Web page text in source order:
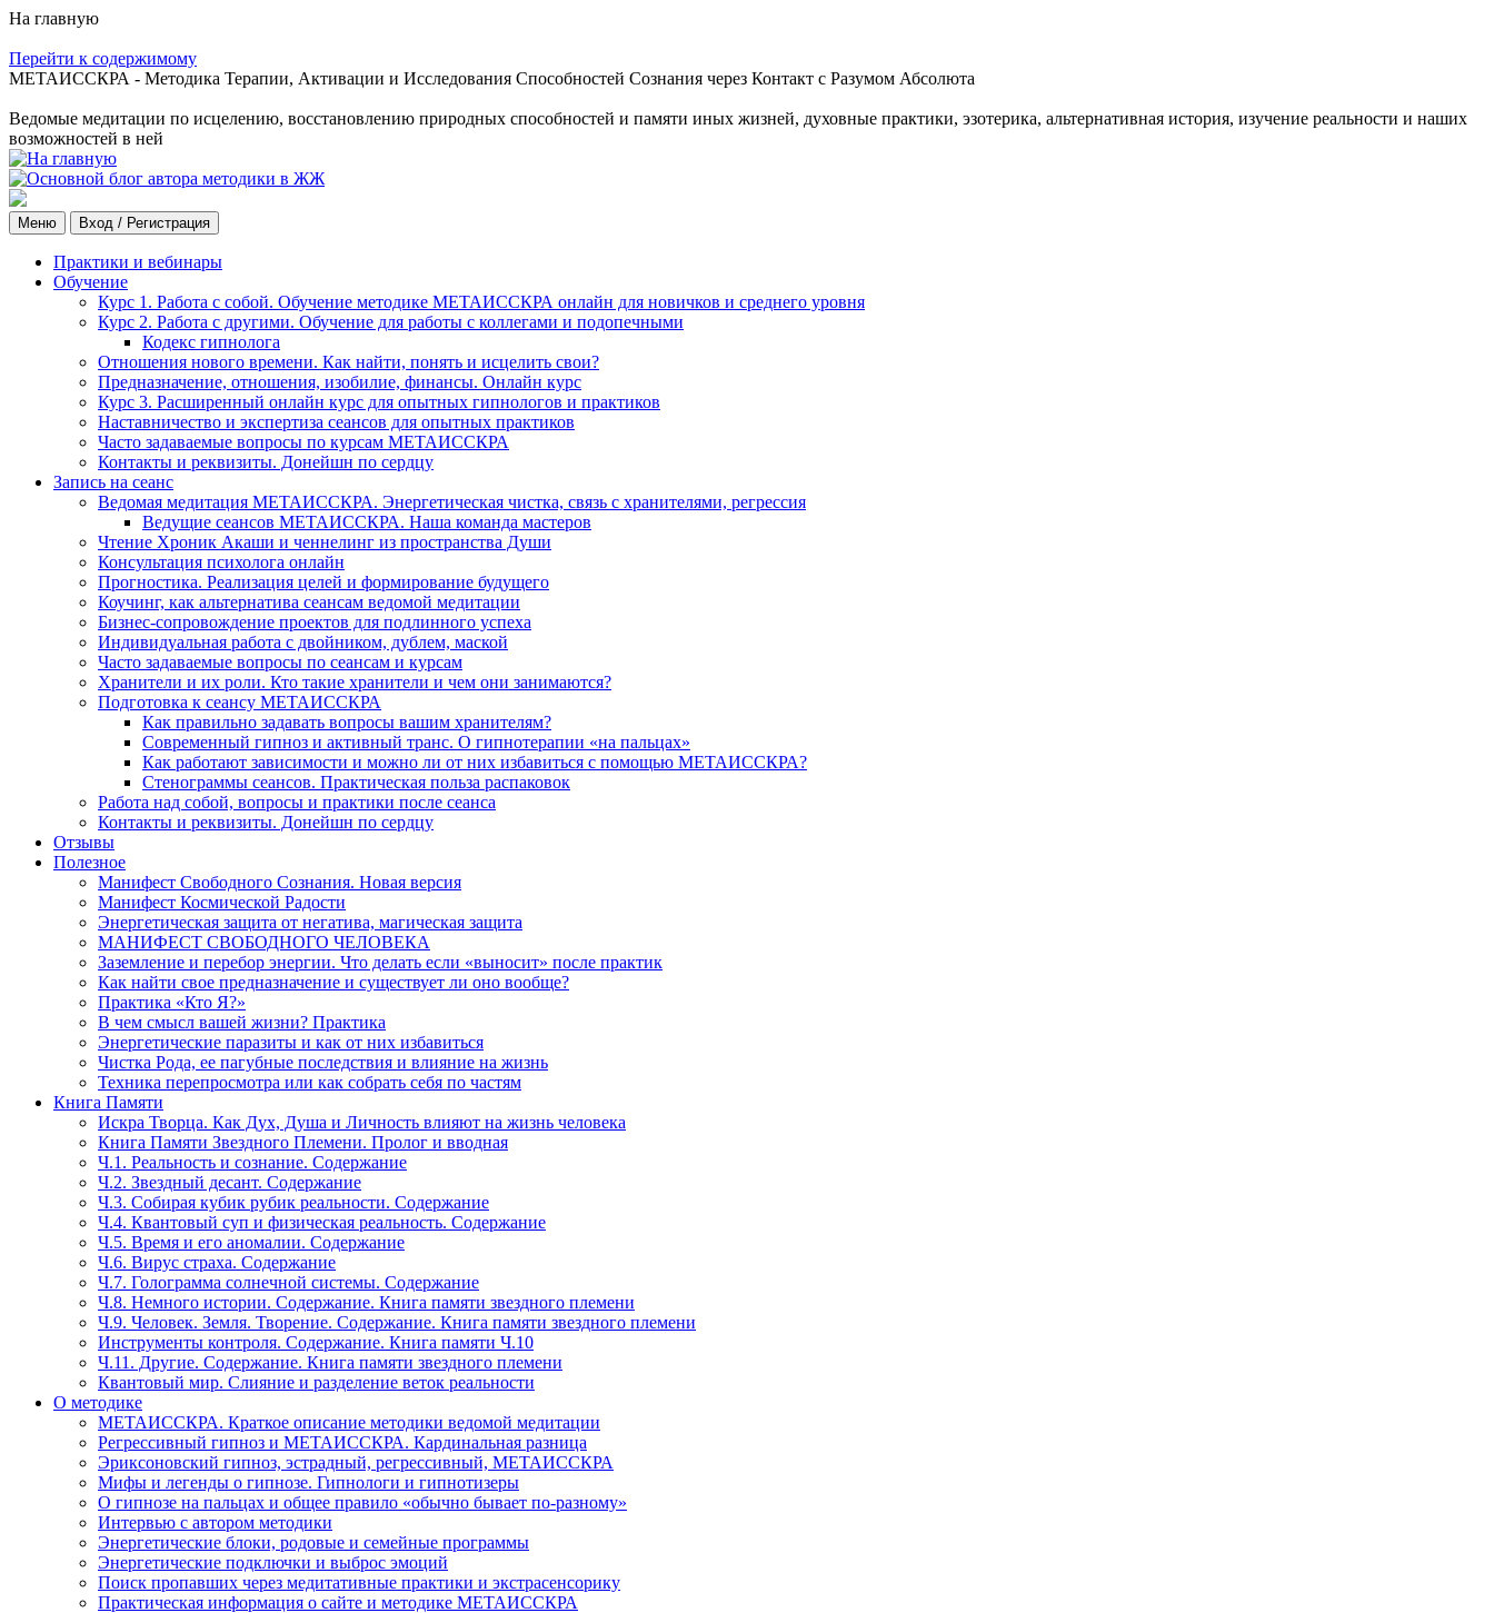
На главную
Перейти к содержимому
МЕТАИССКРА - Методика Терапии, Активации и Исследования Способностей Сознания через Контакт с Разумом Абсолюта
Ведомые медитации по исцелению, восстановлению природных способностей и памяти иных жизней, духовные практики, эзотерика, альтернативная история, изучение реальности и наших
возможностей в ней
Меню Вход / Регистрация
Практики и вебинары
Обучение
Курс 1. Работа с собой. Обучение методике МЕТАИССКРА онлайн для новичков и среднего уровня
Курс 2. Работа с другими. Обучение для работы с коллегами и подопечными
Кодекс гипнолога
Отношения нового времени. Как найти, понять и исцелить свои?
Предназначение, отношения, изобилие, финансы. Онлайн курс
Курс 3. Расширенный онлайн курс для опытных гипнологов и практиков
Наставничество и экспертиза сеансов для опытных практиков
Часто задаваемые вопросы по курсам МЕТАИССКРА
Контакты и реквизиты. Донейшн по сердцу
Запись на сеанс
Ведомая медитация МЕТАИССКРА. Энергетическая чистка, связь с хранителями, регрессия
Ведущие сеансов МЕТАИССКРА. Наша команда мастеров
Чтение Хроник Акаши и ченнелинг из пространства Души
Консультация психолога онлайн
Прогностика. Реализация целей и формирование будущего
Коучинг, как альтернатива сеансам ведомой медитации
Бизнес-сопровождение проектов для подлинного успеха
Индивидуальная работа с двойником, дублем, маской
Часто задаваемые вопросы по сеансам и курсам
Хранители и их роли. Кто такие хранители и чем они занимаются?
Подготовка к сеансу МЕТАИССКРА
Как правильно задавать вопросы вашим хранителям?
Современный гипноз и активный транс. О гипнотерапии «на пальцах»
Как работают зависимости и можно ли от них избавиться с помощью МЕТАИССКРА?
Стенограммы сеансов. Практическая польза распаковок
Работа над собой, вопросы и практики после сеанса
Контакты и реквизиты. Донейшн по сердцу
Отзывы
Полезное
Манифест Свободного Сознания. Новая версия
Манифест Космической Радости
Энергетическая защита от негатива, магическая защита
МАНИФЕСТ СВОБОДНОГО ЧЕЛОВЕКА
Заземление и перебор энергии. Что делать если «выносит» после практик
Как найти свое предназначение и существует ли оно вообще?
Практика «Кто Я?»
В чем смысл вашей жизни? Практика
Энергетические паразиты и как от них избавиться
Чистка Рода, ее пагубные последствия и влияние на жизнь
Техника перепросмотра или как собрать себя по частям
Книга Памяти
Искра Творца. Как Дух, Душа и Личность влияют на жизнь человека
Книга Памяти Звездного Племени. Пролог и вводная
Ч.1. Реальность и сознание. Содержание
Ч.2. Звездный десант. Содержание
Ч.3. Собирая кубик рубик реальности. Содержание
Ч.4. Квантовый суп и физическая реальность. Содержание
Ч.5. Время и его аномалии. Содержание
Ч.6. Вирус страха. Содержание
Ч.7. Голограмма солнечной системы. Содержание
Ч.8. Немного истории. Содержание. Книга памяти звездного племени
Ч.9. Человек. Земля. Творение. Содержание. Книга памяти звездного племени
Инструменты контроля. Содержание. Книга памяти Ч.10
Ч.11. Другие. Содержание. Книга памяти звездного племени
Квантовый мир. Слияние и разделение веток реальности
О методике
МЕТАИССКРА. Краткое описание методики ведомой медитации
Регрессивный гипноз и МЕТАИССКРА. Кардинальная разница
Эриксоновский гипноз, эстрадный, регрессивный, МЕТАИССКРА
Мифы и легенды о гипнозе. Гипнологи и гипнотизеры
О гипнозе на пальцах и общее правило «обычно бывает по-разному»
Интервью с автором методики
Энергетические блоки, родовые и семейные программы
Энергетические подключки и выброс эмоций
Поиск пропавших через медитативные практики и экстрасенсорику
Практическая информация о сайте и методике МЕТАИССКРА